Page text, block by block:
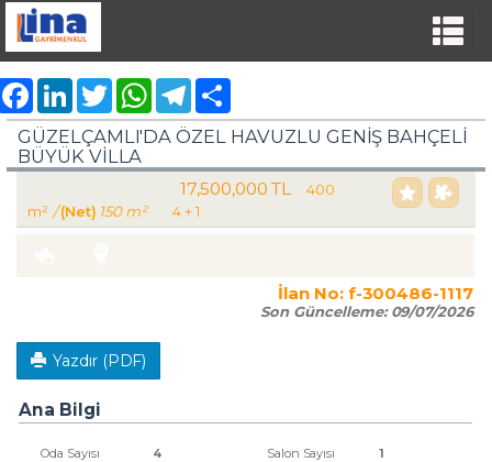
FacebookLinkedInTwitter WhatsAppTelegram
GÜZELÇAMLI'DA ÖZEL HAVUZLU GENİŞ BAHÇELİ
BÜYÜK VİLLA
17,500,000 TL
400
m² /(Net) 150 m² 4 + 1
İlan No: f-300486-1117
Son Güncelleme:09/07/2026
Yazdır (PDF)
Ana Bilgi
Oda Sayısı 4 Salon Sayısı
1